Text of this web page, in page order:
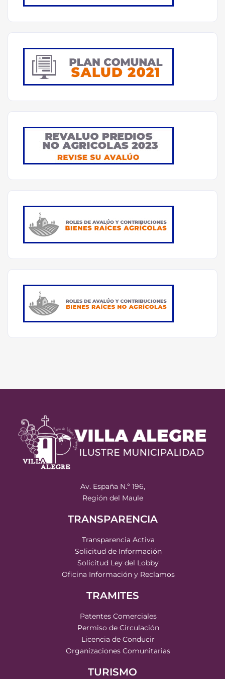
Av. España N.º 196,
Región del Maule
TRANSPARENCIA
Transparencia Activa
Solicitud de Información
Solicitud Ley del Lobby
Oficina Información y Reclamos
TRAMITES
Patentes Comerciales
Permiso de Circulación
Licencia de Conducir
Organizaciones Comunitarias
TURISMO